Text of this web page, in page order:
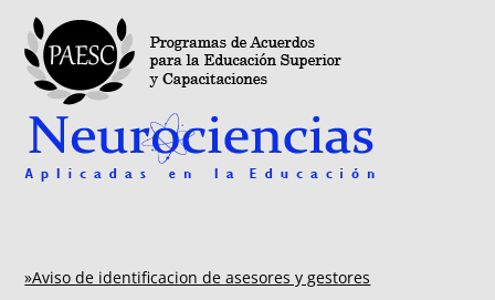
»Aviso de identificacion de asesores y gestores